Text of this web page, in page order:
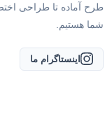
طرح آماده تا طراحی
شما هستیم.
اینستاگرام ما